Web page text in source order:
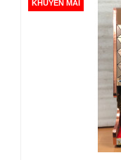
Máy
KHUYẾN MÃI